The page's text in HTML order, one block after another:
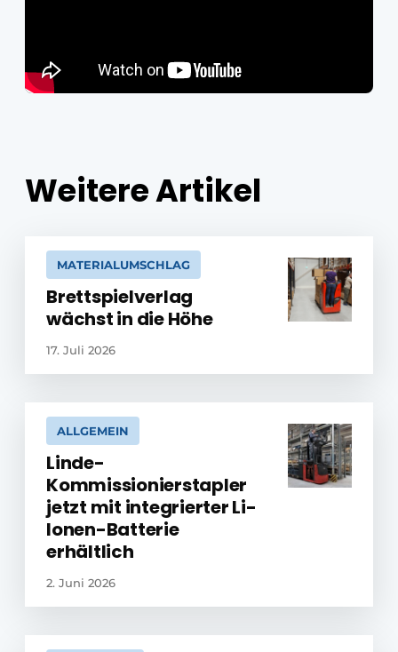
Weitere Artikel
MATERIALUMSCHLAG
Brettspielverlag
wächst in die Höhe
17. Juli 2026
ALLGEMEIN
Linde-
Kommissionierstapler
jetzt mit integrierter Li-
Ionen-Batterie
erhältlich
2. Juni 2026